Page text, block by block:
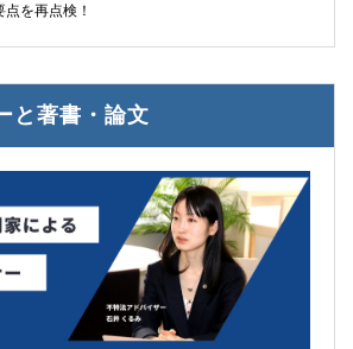
を再点検！
と著書・論文